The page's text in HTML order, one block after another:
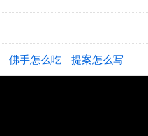
佛手怎么吃 提案怎么写